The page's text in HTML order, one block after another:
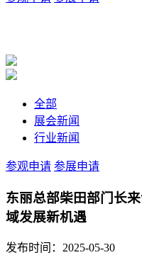
全部
展会新闻
行业新闻
参观申请 参展申请
东丽总部柴田部门长
域发展新机遇
发布时间：2025-05-30